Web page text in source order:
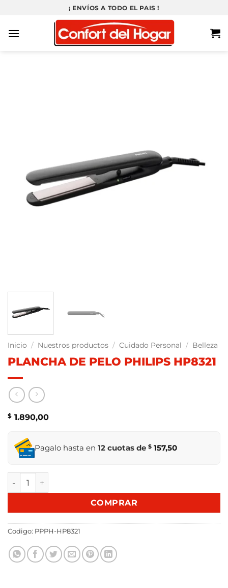
contenido
¡ ENVÍOS A TODO EL PAIS !
Inicio / Nuestros productos / Cuidado Personal / Belleza
PLANCHA DE PELO PHILIPS HP8321
$ 1.890,00
Pagalo hasta en 12 cuotas de $ 157,50
PLANCHA DE PELO PHILIPS HP8321 cantidad
COMPRAR
Codigo: PPPH-HP8321